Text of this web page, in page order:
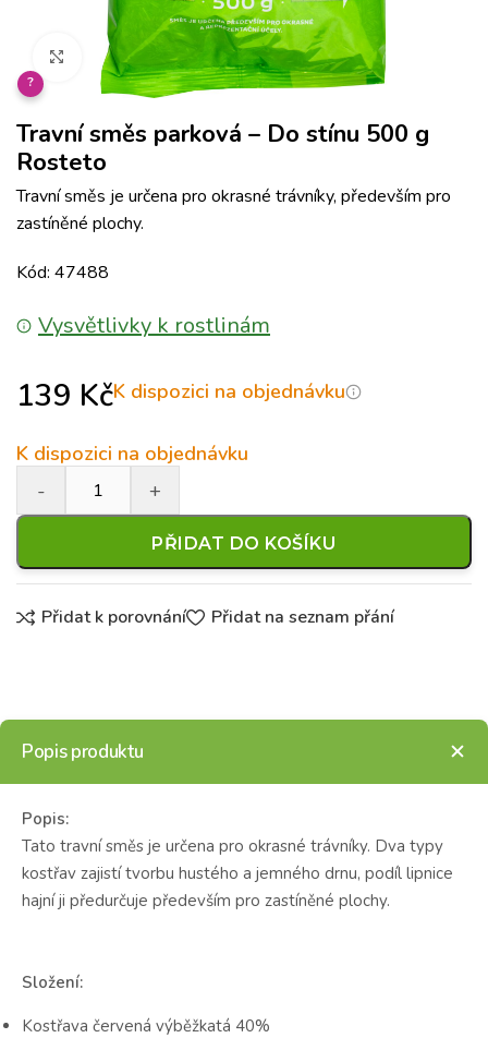
Klikněte pro zvětšení
?
Travní směs parková – Do stínu 500 g
Rosteto
Travní směs je určena pro okrasné trávníky, především pro
zastíněné plochy.
Kód: 47488
Vysvětlivky k rostlinám
139 KčK dispozici na objednávku
K dispozici na objednávku
PŘIDAT DO KOŠÍKU
Přidat k porovnání Přidat na seznam přání
Popis produktu
Popis:
Tato travní směs je určena pro okrasné trávníky. Dva typy
kostřav zajistí tvorbu hustého a jemného drnu, podíl lipnice
hajní ji předurčuje především pro zastíněné plochy.
Složení:
Kostřava červená výběžkatá 40%